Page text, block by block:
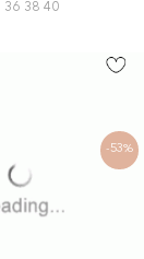
36 38 40
-53%